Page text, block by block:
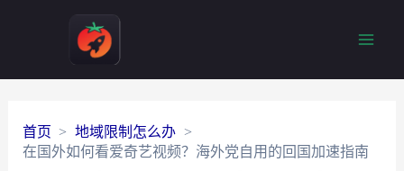
首页
地域限制怎么办
在国外如何看爱奇艺视频？海外党自用的回国加速指南